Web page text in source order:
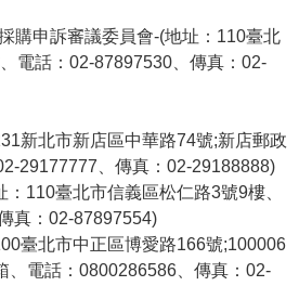
購申訴審議委員會-(地址：110臺北
電話：02-87897530、傳真：02-
新北市新店區中華路74號;新店郵政
29177777、傳真：02-29188888)
110臺北市信義區松仁路3號9樓、
真：02-87897554)
臺北市中正區博愛路166號;100006
、電話：0800286586、傳真：02-